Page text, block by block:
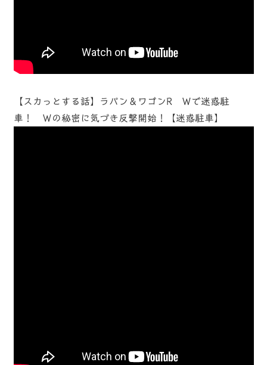
【スカっとする話】ラパン＆ワゴンR Ｗで迷惑駐
車！ Ｗの秘密に気づき反撃開始！【迷惑駐車】